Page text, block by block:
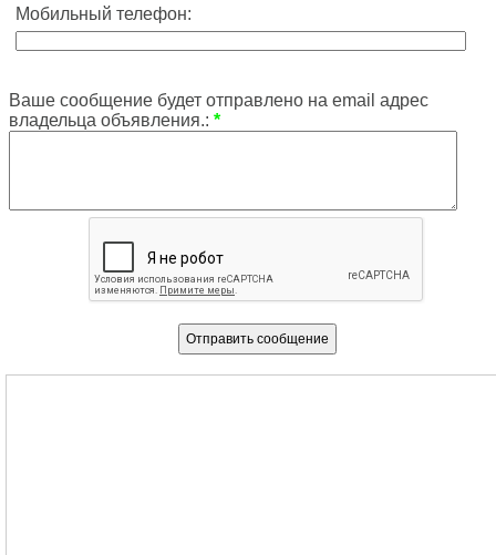
Мобильный телефон:
Ваше сообщение будет отправлено на email адрес
владельца объявления.: *